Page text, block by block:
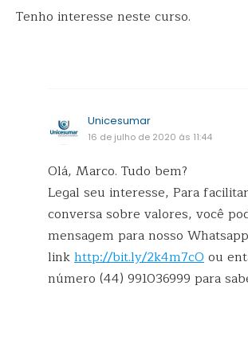
Tenho interesse neste curso.
Unicesumar
16 de julho de 2020 ás 11:44
Olá, Marco. Tudo bem?
Legal seu interesse, Para
conversa sobre valores, você
mensagem para nosso
linkhttp://bit.ly/2k4m7cOou
número (44) 991036999 para